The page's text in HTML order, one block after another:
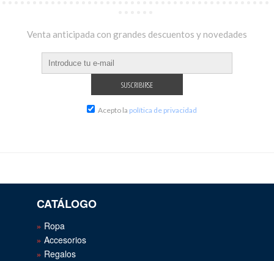
Venta anticipada con grandes descuentos y novedades
Acepto la política de privacidad
CATÁLOGO
Ropa
Accesorios
Regalos